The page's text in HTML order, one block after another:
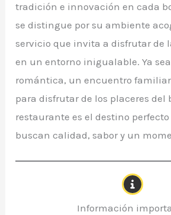
tradición e innovación en cada
se distingue por su ambiente
servicio que invita a disfrutar de
en un entorno inigualable. Ya
romántica, un encuentro
para disfrutar de los placeres del
restaurante es el destino
buscan calidad, sabor y un
Información